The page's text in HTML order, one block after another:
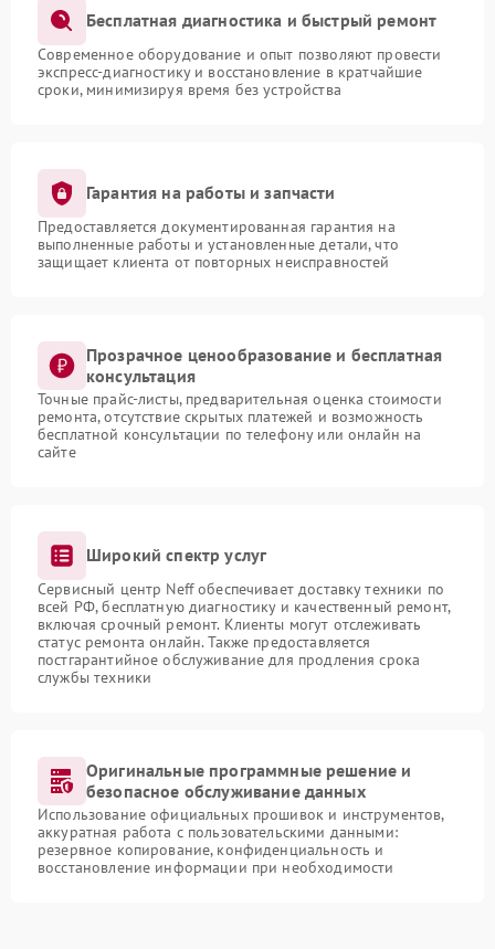
Бесплатная диагностика и быстрый ремонт
Современное оборудование и опыт позволяют провести
экспресс-диагностику и восстановление в кратчайшие
сроки, минимизируя время без устройства
Гарантия на работы и запчасти
Предоставляется документированная гарантия на
выполненные работы и установленные детали, что
защищает клиента от повторных неисправностей
Прозрачное ценообразование и бесплатная
консультация
Точные прайс-листы, предварительная оценка стоимости
ремонта, отсутствие скрытых платежей и возможность
бесплатной консультации по телефону или онлайн на
сайте
Широкий спектр услуг
Сервисный центр Neff обеспечивает доставку техники по
всей РФ, бесплатную диагностику и качественный ремонт,
включая срочный ремонт. Клиенты могут отслеживать
статус ремонта онлайн. Также предоставляется
постгарантийное обслуживание для продления срока
службы техники
Оригинальные программные решение и
безопасное обслуживание данных
Использование официальных прошивок и инструментов,
аккуратная работа с пользовательскими данными:
резервное копирование, конфиденциальность и
восстановление информации при необходимости